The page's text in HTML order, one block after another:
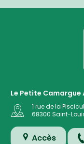
Le Petite Camargue
1 rue de la
68300 Saint-
Accès